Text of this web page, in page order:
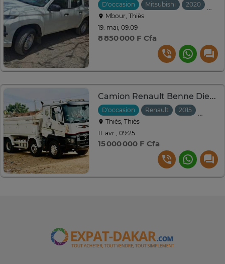
D'occasion Mitsubishi 2020
Mbour, Thiès
19. mai, 09:09
8 850 000 F Cfa
Camion Renault Benne Diesel
D'occasion Renault 2015
Thiès, Thiès
11. avr., 09:25
15 000 000 F Cfa